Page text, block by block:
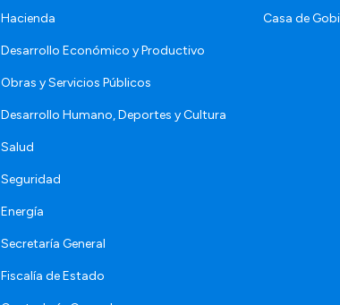
Hacienda
Desarrollo Económico y Productivo
Obras y Servicios Públicos
Desarrollo Humano, Deportes y Cultura
Salud
Seguridad
Energía
Secretaría General
Fiscalía de Estado
Casa de